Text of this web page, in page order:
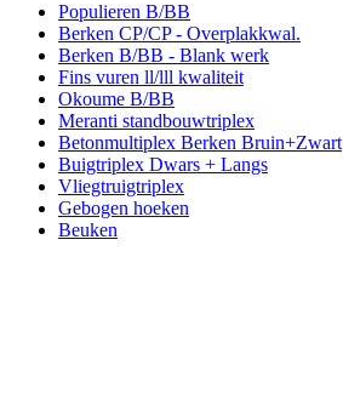
Populieren B/BB
Berken CP/CP - Overplakkwal.
Berken B/BB - Blank werk
Fins vuren ll/lll kwaliteit
Okoume B/BB
Meranti standbouwtriplex
Betonmultiplex Berken Bruin+Zwart
Buigtriplex Dwars + Langs
Vliegtruigtriplex
Gebogen hoeken
Beuken